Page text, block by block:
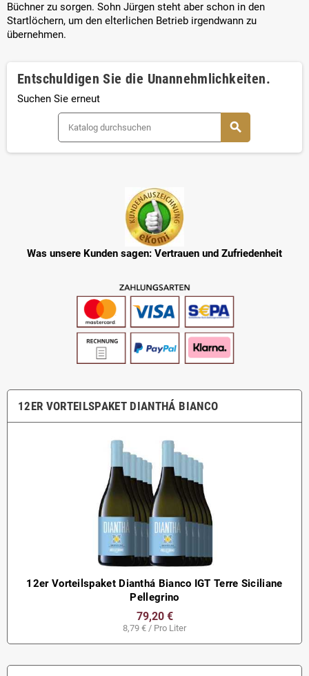
Was unsere Kunden sagen: Vertrauen und Zufriedenheit
12ER VORTEILSPAKET DIANTHÁ BIANCO
12er Vorteilspaket Dianthá Bianco IGT Terre Siciliane
Pellegrino
79,20 €
8,79 € / Pro Liter
Büchner zu sorgen. Sohn Jürgen steht aber schon in den
Startlöchern, um den elterlichen Betrieb irgendwann zu
übernehmen.
Entschuldigen Sie die Unannehmlichkeiten.
Suchen Sie erneut
search